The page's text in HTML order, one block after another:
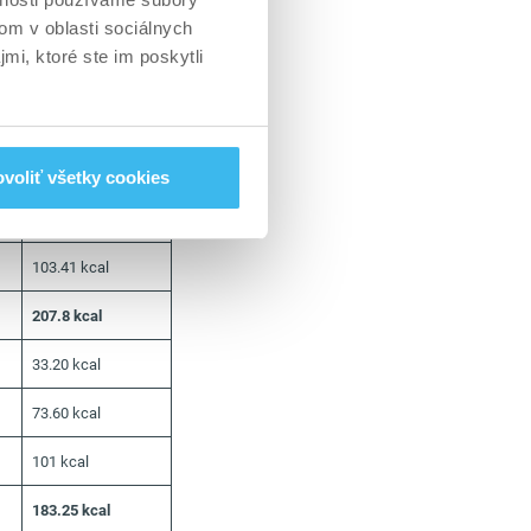
v oblasti sociálnych
ktoré ste im poskytli
všetky cookies
32.90 kcal
291.51 kcal
164.70 kcal
103.41 kcal
207.8 kcal
33.20 kcal
73.60 kcal
101 kcal
183.25 kcal